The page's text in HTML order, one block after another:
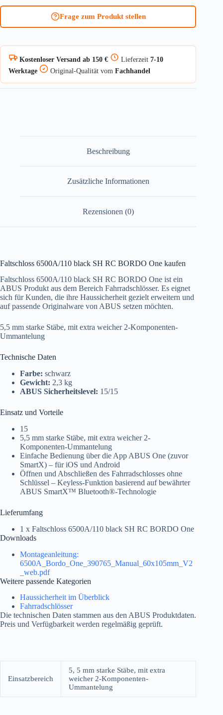
SH
BORDO
Frage zum Produkt stellen
Kostenloser Versand ab 150 € Lieferzeit 7-10
Werktage
Original-Qualität vom Fachhandel
Beschreibung
Zusätzliche Informationen
Rezensionen (0)
Faltschloss 6500A/110 black SH RC BORDO One kaufen
Faltschloss 6500A/110 black SH RC BORDO One ist ein
ABUS Produkt aus dem Bereich Fahrradschlösser. Es eignet
sich für Kunden, die ihre Haussicherheit gezielt erweitern und
auf passende Originalware von ABUS setzen möchten.
5,5 mm starke Stäbe, mit extra weicher 2-Komponenten-
Ummantelung
Technische Daten
Farbe: schwarz
Gewicht: 2,3 kg
ABUS Sicherheitslevel: 15/15
Einsatz und Vorteile
15
5,5 mm starke Stäbe, mit extra weicher 2-
Komponenten-Ummantelung
Einfache Bedienung über die App ABUS One (zuvor
SmartX) – für iOS und Android
Öffnen und Abschließen des Fahrradschlosses ohne
Schlüssel – Keyless-Funktion basierend auf bewährter
ABUS SmartX™ Bluetooth®-Technologie
Lieferumfang
1 x Faltschloss 6500A/110 black SH RC BORDO One
Downloads
Montageanleitung:
6500A_Bordo_One_390765_Manual_60x105mm_V2
_web.pdf
Weitere passende Kategorien
Haussicherheit im Überblick
Fahrradschlösser
Die technischen Daten stammen aus den ABUS Produktdaten.
Preis und Verfügbarkeit werden regelmäßig geprüft.
Einsatzbereich
5, 5 mm starke Stäbe, mit extra
weicher 2-Komponenten-
Ummantelung